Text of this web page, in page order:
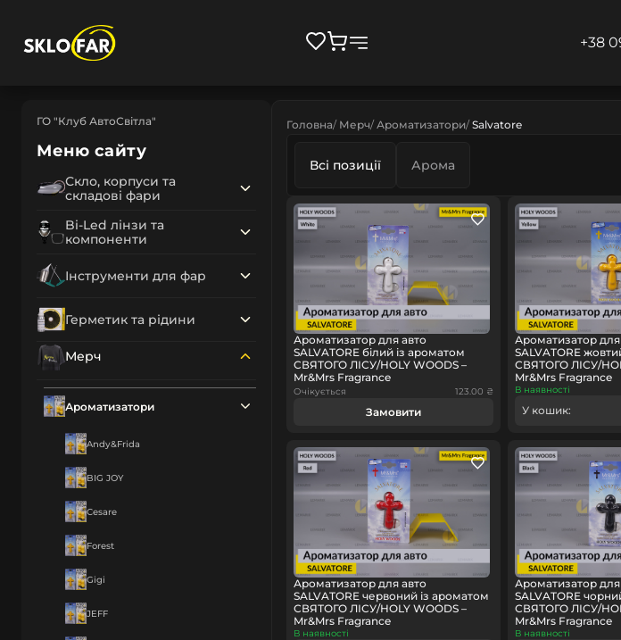
+38
ГО "Клуб АвтоСвітла"
Меню сайту
Скло, корпуси та
складові фари
Bi-Led лінзи та
компоненти
Інструменти для фар
Герметик та рідини
Мерч
Ароматизатори
Andy&Frida
BIG JOY
Cesare
Forest
Gigi
JEFF
Головна Мерч Ароматизатори Salvatore
Всі позиції Арома
Ароматизатор для авто
SALVATORE білий із ароматом
СВЯТОГО ЛІСУ/HOLY WOODS –
Mr&Mrs Fragrance
Очікується 123.00 ₴
Замовити
Ароматизатор для
SALVATORE
СВЯТОГО ЛІСУ/
Mr&Mrs Fragrance
В наявності
У кошик:
Ароматизатор для авто
SALVATORE червоний із ароматом
СВЯТОГО ЛІСУ/HOLY WOODS –
Mr&Mrs Fragrance
В наявності
Ароматизатор для
SALVATORE
СВЯТОГО ЛІСУ/
Mr&Mrs Fragrance
В наявності